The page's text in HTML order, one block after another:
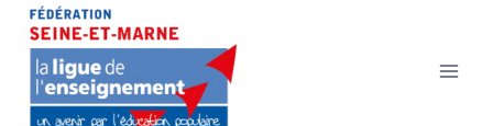
Aller
contenu